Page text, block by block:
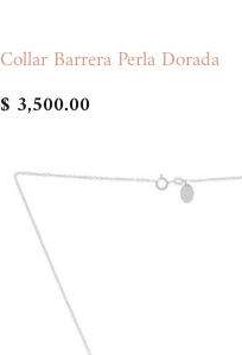
Collar Barrera Perla Dorada
$ 3,500.00